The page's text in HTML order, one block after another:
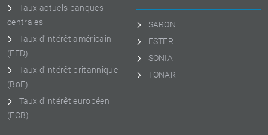
Taux actuels banques
centrales
Taux d'intérêt américain
(FED)
Taux d'intérêt britannique
(BoE)
Taux d'intérêt européen
(ECB)
SARON
ESTER
SONIA
TONAR